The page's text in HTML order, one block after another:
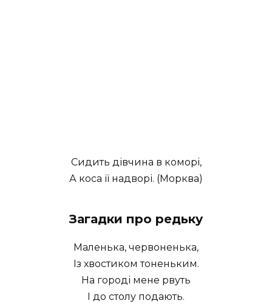
Сидить дівчина в коморі,
А коса її надворі. (Морква)
Загадки про редьку
Маленька, червоненька,
Із хвостиком тоненьким.
На городі мене рвуть
І до столу подають.